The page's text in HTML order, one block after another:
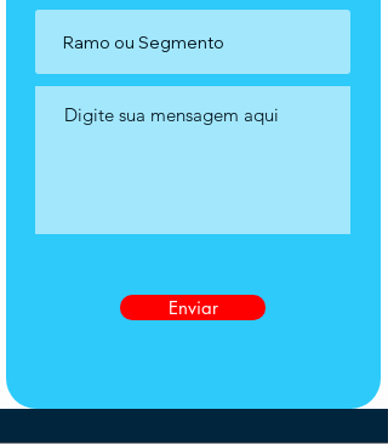
Enviar